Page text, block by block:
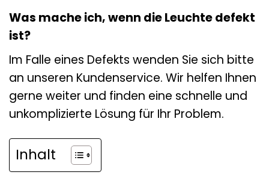
Was mache ich, wenn die Leuchte defekt
ist?
Im Falle eines Defekts wenden Sie sich bitte
an unseren Kundenservice. Wir helfen Ihnen
gerne weiter und finden eine schnelle und
unkomplizierte Lösung für Ihr Problem.
Inhalt